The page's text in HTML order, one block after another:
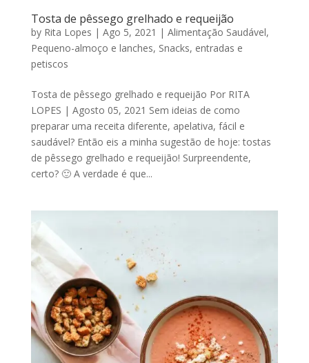
Tosta de pêssego grelhado e requeijão
by Rita Lopes | Ago 5, 2021 | Alimentação Saudável,
Pequeno-almoço e lanches, Snacks, entradas e
petiscos
Tosta de pêssego grelhado e requeijão Por RITA
LOPES | Agosto 05, 2021 Sem ideias de como
preparar uma receita diferente, apelativa, fácil e
saudável? Então eis a minha sugestão de hoje: tostas
de pêssego grelhado e requeijão! Surpreendente,
certo? 🙂 A verdade é que...